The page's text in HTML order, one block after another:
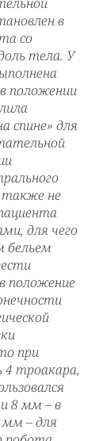
в
со
тела. У
положении
спине» для
также не
для чего
бельем
положение
при
4 троакара,
8 мм – в
мм – для